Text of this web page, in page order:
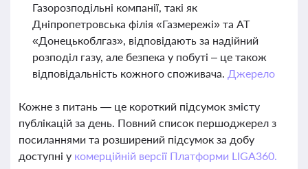
Газорозподільні компанії, такі як
Дніпропетровська філія «Газмережі» та АТ
«Донецькоблгаз», відповідають за надійний
розподіл газу, але безпека у побуті – це також
відповідальність кожного споживача. Джерело
Кожне з питань — це короткий підсумок змісту
публікацій за день. Повний список першоджерел з
посиланнями та розширений підсумок за добу
доступні у комерційній версії Платформи LIGA360.